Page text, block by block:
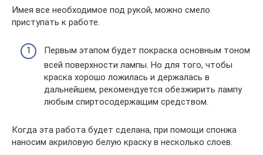
Имея все необходимое под рукой, можно смело
приступать к работе.
Первым этапом будет покраска основным тоном
всей поверхности лампы. Но для того, чтобы
краска хорошо ложилась и держалась в
дальнейшем, рекомендуется обезжирить лампу
любым спиртосодержащим средством.
Когда эта работа будет сделана, при помощи спонжа
наносим акриловую белую краску в несколько слоев.